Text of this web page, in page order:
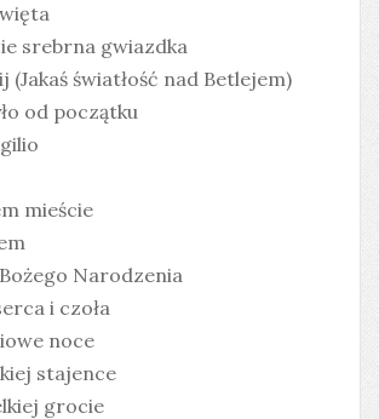
srebrna gwiazdka
(Jakaś światłość nad Betlejem)
od początku
mieście
Narodzenia
i czoła
noce
stajence
grocie